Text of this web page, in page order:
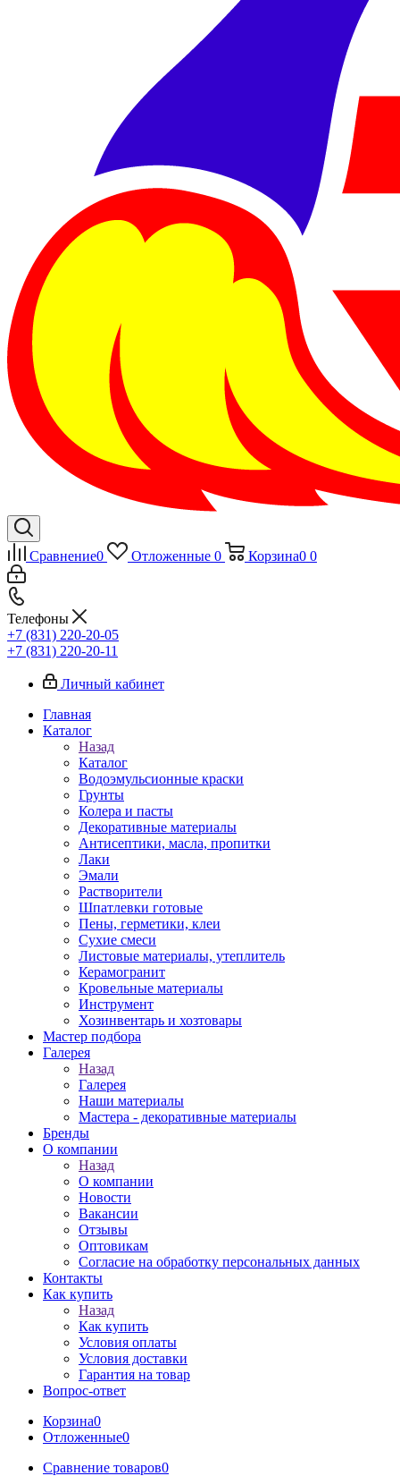
Сравнение0 Отложенные 0 Корзина0 0
Телефоны
+7 (831) 220-20-05
+7 (831) 220-20-11
Личный кабинет
Главная
Каталог
Назад
Каталог
Водоэмульсионные краски
Грунты
Колера и пасты
Декоративные материалы
Антисептики, масла, пропитки
Лаки
Эмали
Растворители
Шпатлевки готовые
Пены, герметики, клеи
Сухие смеси
Листовые материалы, утеплитель
Керамогранит
Кровельные материалы
Инструмент
Хозинвентарь и хозтовары
Мастер подбора
Галерея
Назад
Галерея
Наши материалы
Мастера - декоративные материалы
Бренды
О компании
Назад
О компании
Новости
Вакансии
Отзывы
Оптовикам
Cогласие на обработку персональных данных
Контакты
Как купить
Назад
Как купить
Условия оплаты
Условия доставки
Гарантия на товар
Вопрос-ответ
Корзина0
Отложенные0
Сравнение товаров0